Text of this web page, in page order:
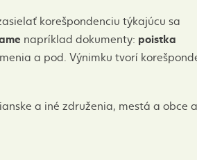
korešpondenciu týkajúcu sa
napríklad dokumenty: poistka
a pod. Výnimku tvorí
a iné združenia, mestá a obce